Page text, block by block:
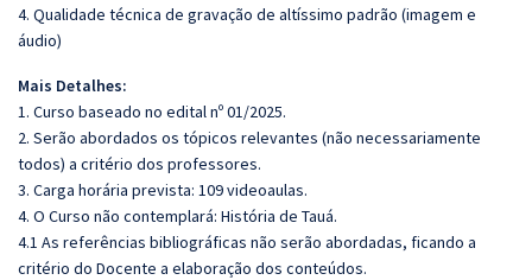
4. Qualidade técnica de gravação de altíssimo padrão (imagem e
áudio)
Mais Detalhes:
1. Curso baseado no edital nº 01/2025.
2. Serão abordados os tópicos relevantes (não necessariamente
todos) a critério dos professores.
3. Carga horária prevista: 109 videoaulas.
4. O Curso não contemplará: História de Tauá.
4.1 As referências bibliográficas não serão abordadas, ficando a
critério do Docente a elaboração dos conteúdos.